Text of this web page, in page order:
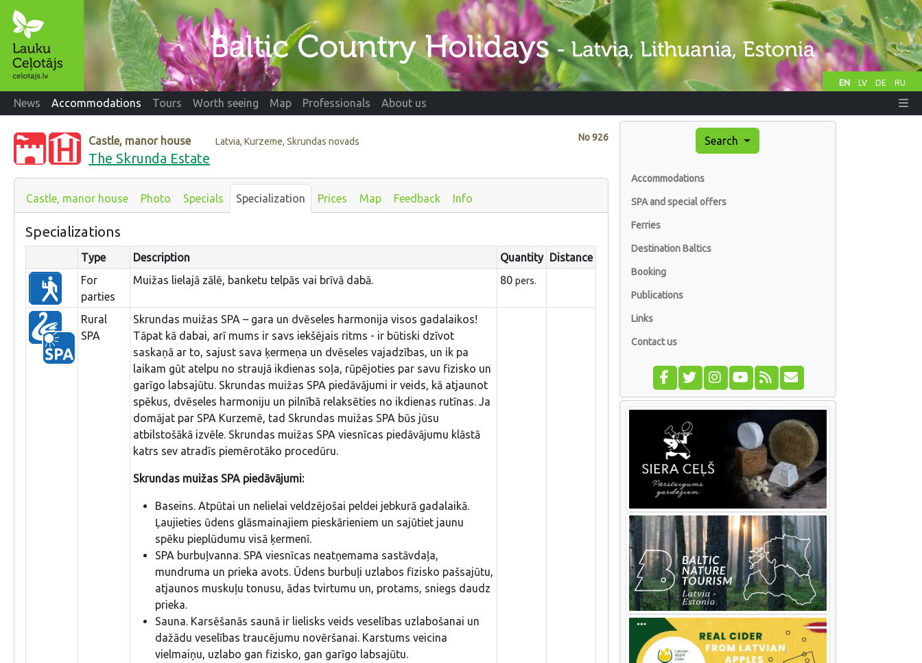
EN LV DE RU
News Accommodations Tours Worth seeing Map Professionals About us
No926
Castle, manor house Latvia, Kurzeme, Skrundas novads
The Skrunda Estate
Castle, manor house Photo Specials Specialization Prices Map Feedback Info
Specializations
Type Description Quantity Distance
For
parties
Muižas lielajā zālē, banketu telpās vai brīvā dabā. 80 pers.
Rural
SPA
Skrundas muižas SPA – gara un dvēseles harmonija visos gadalaikos!
Tāpat kā dabai, arī mums ir savs iekšējais ritms - ir būtiski dzīvot
saskaņā ar to, sajust sava ķermeņa un dvēseles vajadzības, un ik pa
laikam gūt atelpu no straujā ikdienas soļa, rūpējoties par savu fizisko un
garīgo labsajūtu. Skrundas muižas SPA piedāvājumi ir veids, kā atjaunot
spēkus, dvēseles harmoniju un pilnībā relaksēties no ikdienas rutīnas. Ja
domājat par SPA Kurzemē, tad Skrundas muižas SPA būs jūsu
atbilstošākā izvēle. Skrundas muižas SPA viesnīcas piedāvājumu klāstā
katrs sev atradīs piemērotāko procedūru.
Skrundas muižas SPA piedāvājumi:
Baseins. Atpūtai un nelielai veldzējošai peldei jebkurā gadalaikā.
Ļaujieties ūdens glāsmainajiem pieskārieniem un sajūtiet jaunu
spēku pieplūdumu visā ķermenī.
SPA burbuļvanna. SPA viesnīcas neatņemama sastāvdaļa,
mundruma un prieka avots. Ūdens burbuļi uzlabos fizisko pašsajūtu,
atjaunos muskuļu tonusu, ādas tvirtumu un, protams, sniegs daudz
prieka.
Sauna. Karsēšanās saunā ir lielisks veids veselības uzlabošanai un
dažādu veselības traucējumu novēršanai. Karstums veicina
vielmaiņu, uzlabo gan fizisko, gan garīgo labsajūtu.
Search
Accommodations
SPA and special offers
Ferries
Destination Baltics
Booking
Publications
Links
Contact us